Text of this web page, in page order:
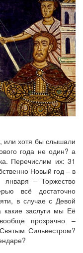
или хотя бы слышали
года не один? а
Перечислим их: 31
Новый год – в
– Торжество
всё достаточно
в случае с Девой
заслуги мы Её
прозрачно –
Сильвестром?